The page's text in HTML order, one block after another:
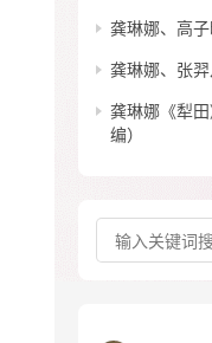
龚琳娜、高
龚琳娜、张
龚琳娜《犁
编）